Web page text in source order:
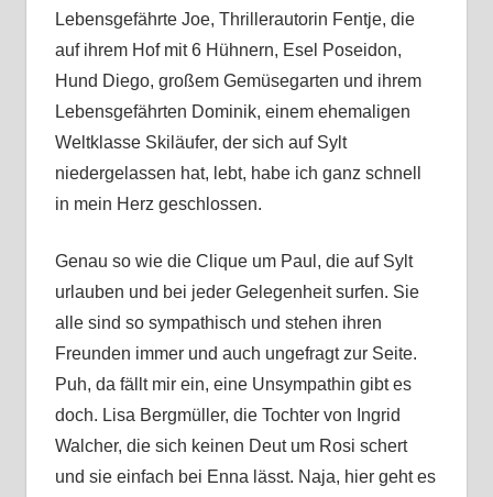
Lebensgefährte Joe, Thrillerautorin Fentje, die
auf ihrem Hof mit 6 Hühnern, Esel Poseidon,
Hund Diego, großem Gemüsegarten und ihrem
Lebensgefährten Dominik, einem ehemaligen
Weltklasse Skiläufer, der sich auf Sylt
niedergelassen hat, lebt, habe ich ganz schnell
in mein Herz geschlossen.
Genau so wie die Clique um Paul, die auf Sylt
urlauben und bei jeder Gelegenheit surfen. Sie
alle sind so sympathisch und stehen ihren
Freunden immer und auch ungefragt zur Seite.
Puh, da fällt mir ein, eine Unsympathin gibt es
doch. Lisa Bergmüller, die Tochter von Ingrid
Walcher, die sich keinen Deut um Rosi schert
und sie einfach bei Enna lässt. Naja, hier geht es